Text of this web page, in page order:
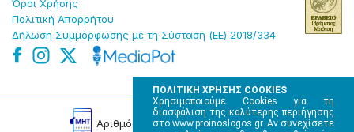
ΠΟΛΙΤΙΚΗ ΧΡΗΣΗΣ COOKIES
Χρησιμοποιούμε Cookies για τη
διασφάλιση της καλύτερης περιήγησης
στο www.proinoslogos.gr. Αν συνεχίσετε
Όροɩ Χρήσης
Πολɩτɩκή Απορρήτου
Δήλωση Συμμόρφωσης με τη Σύσταση (ΕΕ) 2018/334
Αρɩθμός Πɩστοποίησης Μ.Η.Τ. 220242